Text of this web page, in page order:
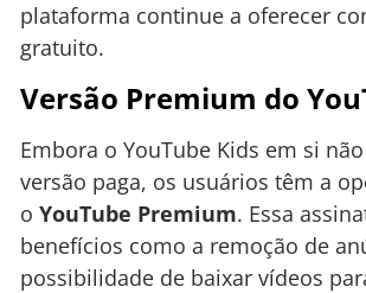
plataforma continue a oferecer
gratuito.
Versão Premium do
Embora o YouTube Kids em si
versão paga, os usuários têm a
o YouTube Premium. Essa
benefícios como a remoção de
possibilidade de baixar vídeos